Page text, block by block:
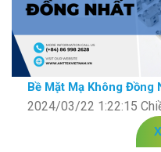
Bề Mặt Mạ Không Đồng
2024/03/22 1:22:15